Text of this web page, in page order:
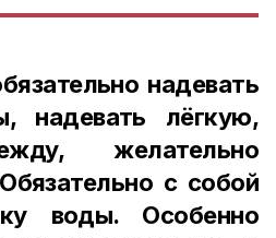
надевать
надевать лёгкую,
желательно
с собой
воды. Особенно